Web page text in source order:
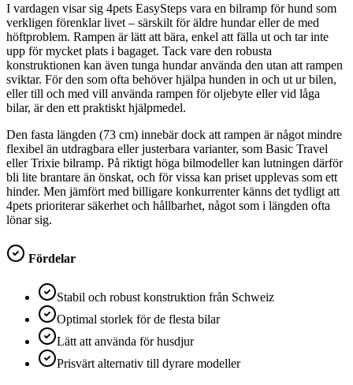
I vardagen visar sig 4pets EasySteps vara en bilramp för hund som
verkligen förenklar livet – särskilt för äldre hundar eller de med
höftproblem. Rampen är lätt att bära, enkel att fälla ut och tar inte
upp för mycket plats i bagaget. Tack vare den robusta
konstruktionen kan även tunga hundar använda den utan att rampen
sviktar. För den som ofta behöver hjälpa hunden in och ut ur bilen,
eller till och med vill använda rampen för oljebyte eller vid låga
bilar, är den ett praktiskt hjälpmedel.
Den fasta längden (73 cm) innebär dock att rampen är något mindre
flexibel än utdragbara eller justerbara varianter, som Basic Travel
eller Trixie bilramp. På riktigt höga bilmodeller kan lutningen därför
bli lite brantare än önskat, och för vissa kan priset upplevas som ett
hinder. Men jämfört med billigare konkurrenter känns det tydligt att
4pets prioriterar säkerhet och hållbarhet, något som i längden ofta
lönar sig.
Fördelar
Stabil och robust konstruktion från Schweiz
Optimal storlek för de flesta bilar
Lätt att använda för husdjur
Prisvärt alternativ till dyrare modeller